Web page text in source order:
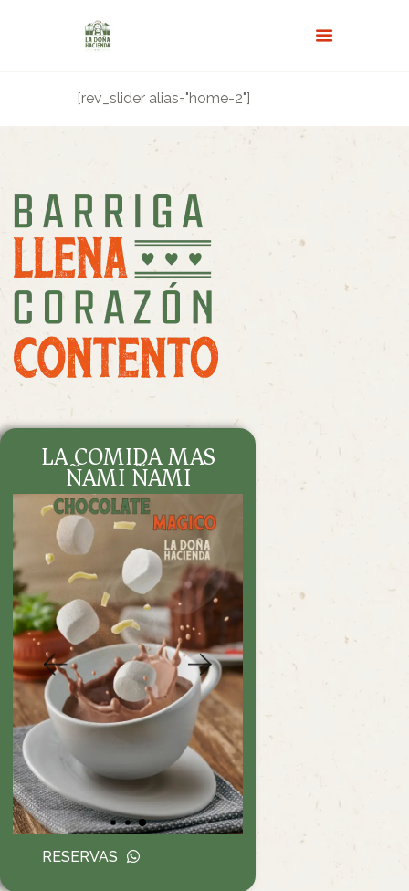
MENÚ
ACERCA DE NOSOTROS
RESERVAS
GALERÍA
TURISMO Y NOVEDADES
FAQS
CONTÁCTANOS
DENUNCIA
[rev_slider alias="home-2"]
LA COMIDA MAS
ÑAMI ÑAMI
RESERVAS